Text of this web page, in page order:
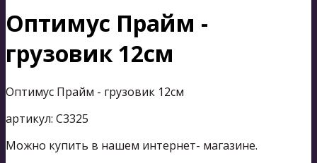
Оптимус Прайм -
грузовик 12см
Оптимус Прайм - грузовик 12см
артикул: С3325
Можно купить в нашем интернет- магазине.